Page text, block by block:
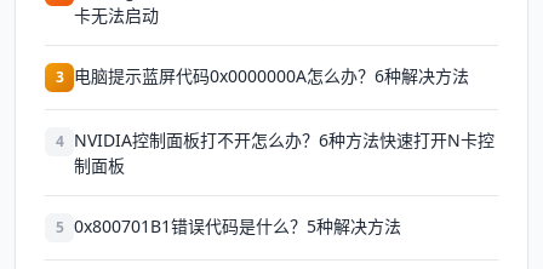
卡无法启动
3 电脑提示蓝屏代码0x0000000A怎么办？6种解决方法
4 NVIDIA控制面板打不开怎么办？6种方法快速打开N卡控
制面板
5 0x800701B1错误代码是什么？5种解决方法